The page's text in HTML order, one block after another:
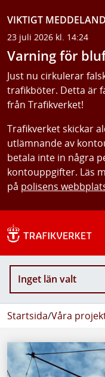
VIKTIGT
23 juli 2026 kl. 14:24
Varning för
Just nu cirkulerar
trafikböter. Detta är
från Trafikverket!
Trafikverket skickar
utlämnande av
betala inte in några
kontouppgifter. Läs
på polisens
Inget län valt
Startsida/Våra